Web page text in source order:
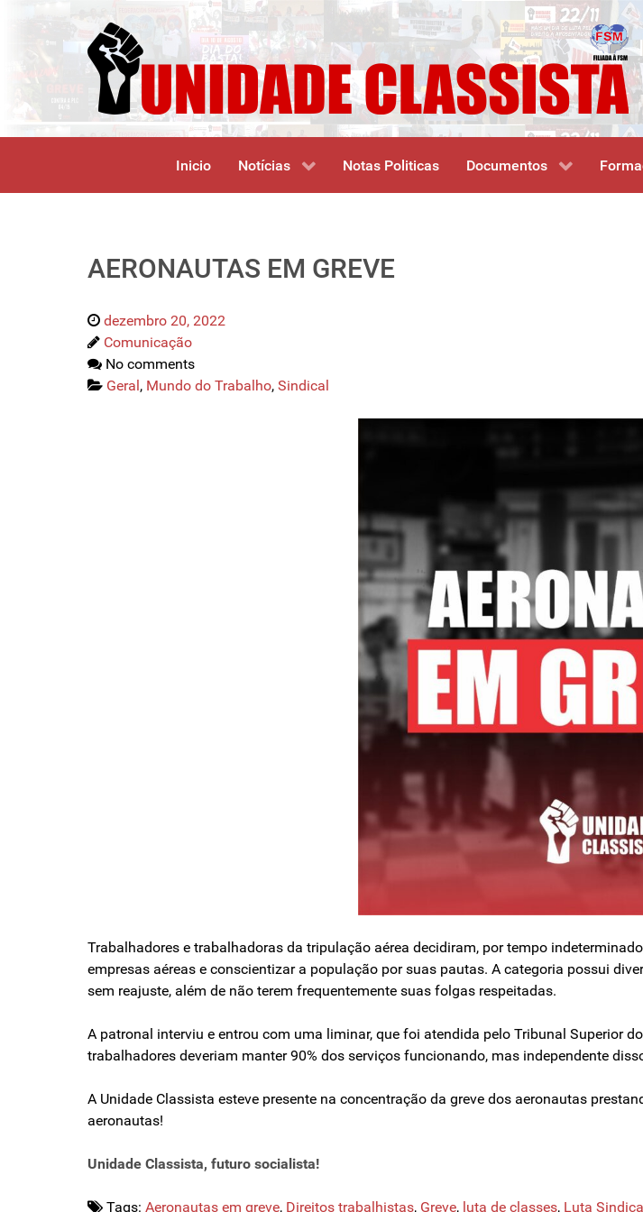
Inicio Notícias Notas Politicas Documentos
AERONAUTAS EM GREVE
dezembro 20, 2022
Comunicação
No comments
Geral , Mundo do Trabalho, Sindical
Trabalhadores e trabalhadoras da tripulação aérea decidiram, por tempo
empresas aéreas e conscientizar a população por suas pautas. A categoria possui
sem reajuste, além de não terem frequentemente suas folgas respeitadas.
A patronal interviu e entrou com uma liminar, que foi atendida pelo Tribunal Superior
trabalhadores deveriam manter 90% dos serviços funcionando, mas independente
A Unidade Classista esteve presente na concentração da greve dos aeronautas
aeronautas!
Unidade Classista, futuro socialista!
Tags: Aeronautas em greve, Direitos trabalhistas, Greve, luta de classes, Luta Sindical